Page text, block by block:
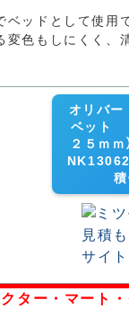
ベッドとして使用
色もしにくく、
オリバ
ベット
２５ｍ
ター・マート